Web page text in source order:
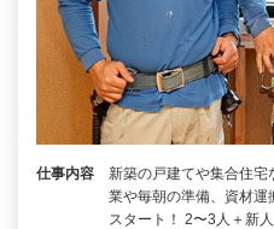
仕事内容
新築の戸建てや集合住宅
業や毎朝の準備、資材運
スタート！ 2〜3人＋新